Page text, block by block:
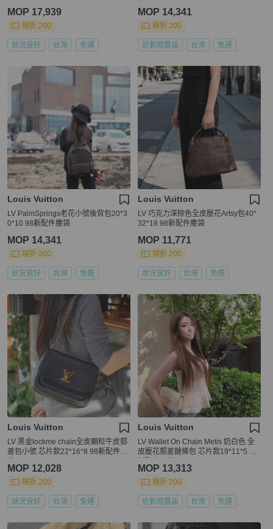
MOP 17,939
現折 200
狀況良好 台灣 免運
MOP 14,341
現折 200
近新閒置品 台灣 免運
Louis Vuitton
LV PalmSprings老花小號後背包20*3
0*10 98新配件塵袋
MOP 14,341
現折 200
狀況良好 台灣 免運
Louis Vuitton
LV 巧克力深棕色全皮壓花Artsy包40*
32*18 98新配件塵袋
MOP 11,771
現折 200
狀況良好 台灣 免運
Louis Vuitton
LV 黑金lockme chain全皮顆粒牛皮郵
差包小號 芯片款22*16*8 98新配件塵
MOP 12,028
現折 200
狀況良好 台灣 免運
Louis Vuitton
LV Wallet On Chain Metis 奶白色 全
皮壓花郵差鏈條包 芯片款19*11*5 99
MOP 13,313
現折 200
近新閒置品 台灣 免運